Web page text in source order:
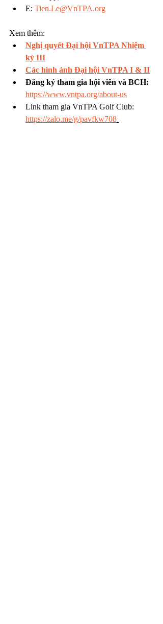
E: Tien.Le@VnTPA.org
Xem thêm:
Nghị quyết Đại hội VnTPA Nhiệm
kỳ III
Các hình ảnh Đại hội VnTPA I & II
Đăng ký tham gia hội viên và BCH:
https://www.vntpa.org/about-us
Link tham gia VnTPA Golf Club:
https://zalo.me/g/pavfkw708